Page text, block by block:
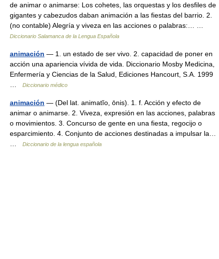
de animar o animarse: Los cohetes, las orquestas y los desfiles de
gigantes y cabezudos daban animación a las fiestas del barrio. 2.
(no contable) Alegría y viveza en las acciones o palabras:… …
Diccionario Salamanca de la Lengua Española
animación — 1. un estado de ser vivo. 2. capacidad de poner en
acción una apariencia vívida de vida. Diccionario Mosby Medicina,
Enfermería y Ciencias de la Salud, Ediciones Hancourt, S.A. 1999
Diccionario médico
animación — (Del lat. animatĭo, ōnis). 1. f. Acción y efecto de
animar o animarse. 2. Viveza, expresión en las acciones, palabras
o movimientos. 3. Concurso de gente en una fiesta, regocijo o
esparcimiento. 4. Conjunto de acciones destinadas a impulsar la…
Diccionario de la lengua española